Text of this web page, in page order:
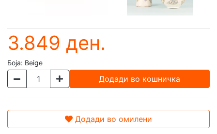
3.849 ден.
Боја: Beige
Додади во кошничка
Додади во омилени